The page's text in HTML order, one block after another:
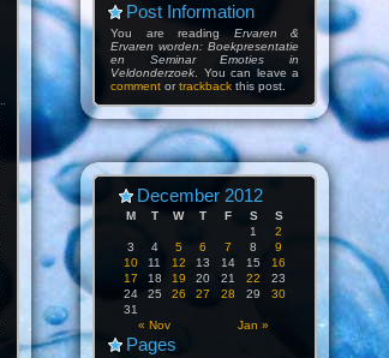
Post Information
You are reading Ervaren &
Ervaren worden: Boekpresentatie
en Seminar Emoties in
Veldonderzoek . You can leave a
comment ortrackback this post.
December 2012
M T W T F S S
« Nov Jan »
1
2
3
4 5 6 7 8
9
10
11 12 13 14 15
16
17
18 19 20 21 22
23
24
25 26 27 28 29
30
31
Pages